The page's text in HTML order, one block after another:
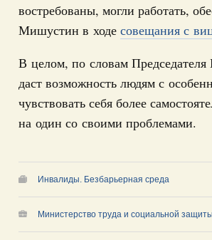
востребованы, могли работать,
Мишустин в ходе совещания с
В целом, по словам Председателя
даст возможность людям с
чувствовать себя более
на один со своими проблемами.
Инвалиды. Безбарьерная среда
Министерство труда и социальной
31 июля, пятница
направит регионам
мер социальной
категориям граждан
спишет часть